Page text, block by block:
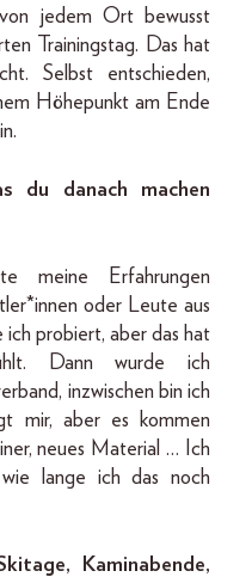
jedem Ort bewusst
Trainingstag. Das hat
Selbst entschieden,
Höhepunkt am Ende
du danach machen
meine Erfahrungen
oder Leute aus
probiert, aber das hat
Dann wurde ich
inzwischen bin ich
mir, aber es kommen
neues Material … Ich
lange ich das noch
Kaminabende,